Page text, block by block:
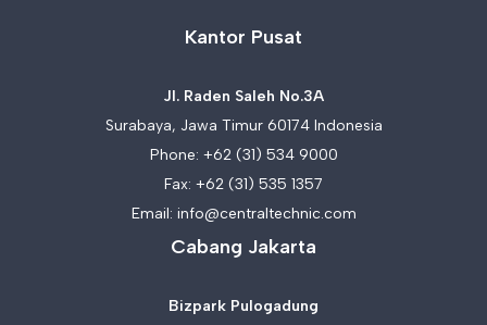
Kantor Pusat
Jl. Raden Saleh No.3A
Surabaya, Jawa Timur 60174 Indonesia
Phone: +62 (31) 534 9000
Fax: +62 (31) 535 1357
Email: info@centraltechnic.com
Cabang Jakarta
Bizpark Pulogadung